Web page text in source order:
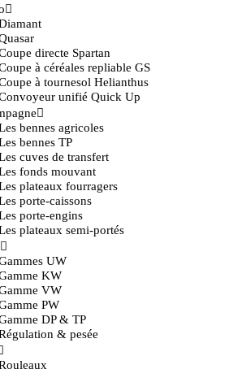
directe Spartan
à céréales repliable GS
à tournesol Helianthus
unifié Quick Up
bennes agricoles
bennes TP
cuves de transfert
fonds mouvant
plateaux fourragers
porte-caissons
porte-engins
plateaux semi-portés
UW
KW
VW
PW
DP & TP
& pesée